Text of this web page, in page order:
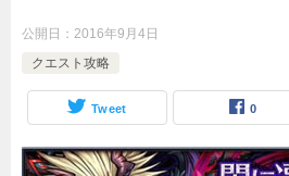
公開日： 2016年9月4日
クエスト攻略
Tweet 0